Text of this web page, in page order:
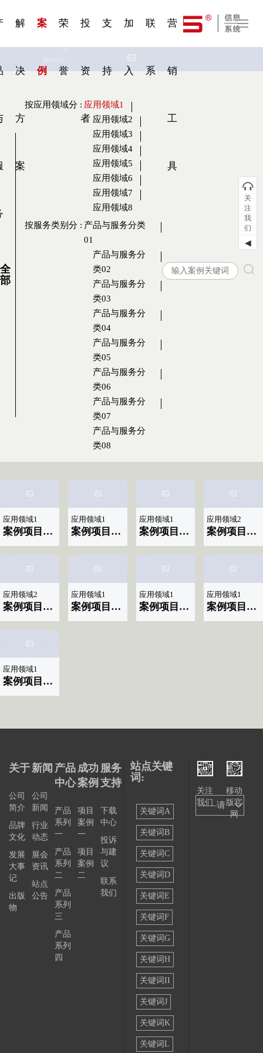
解
决
方
案
案
例
荣
誉
投
资
者
支
持
加
入
联
系
营
销
工
具
全
部
按应用领域分 : 应用领域1
应用领域2
应用领域3
应用领域4
应用领域5
应用领域6
应用领域7
应用领域8
按服务类别分 : 产品与服务分类
01
产品与服务分
类02
产品与服务分
类03
产品与服务分
类04
产品与服务分
类05
产品与服务分
类06
产品与服务分
类07
产品与服务分
类08
应用领域1
案例项目名称|标题显示10
应用领域1
案例项目名称|标题显示09
应用领域1
案例项目名称|标题显示08
应用领域2
案例项目名称|标题显示07
应用领域2
案例项目名称|标题显示06
应用领域1
案例项目名称|标题显示04
应用领域1
案例项目名称|标题显示03
应用领域1
案例项目名称|标题显示02
应用领域1
案例项目名称|标题显示01
关于
公司
简介
品牌
文化
发展
大事
记
出版
物
新闻
公司
新闻
行业
动态
展会
资讯
站点
公告
产品
中心
产品
系列
一
产品
系列
二
产品
系列
三
产品
系列
四
成功
案例
项目
案例
一
项目
案例
二
服务
支持
下载
中心
投诉
与建
议
联系
我们
站点关键
词:
关键词A
关键词B
关键词C
关键词D
关键词E
关键词F
关键词G
关键词H
关键词II
关键词J
关键词K
关键词L
关注
我们
移动
版官
网
——请
关
注
我
们
◀